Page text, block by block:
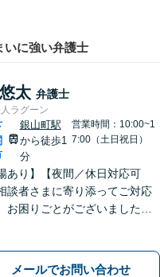
いに強い弁護士
太 弁護士
ラグーン
銀山町駅
から徒歩1
分
営業時間：10:00~1
7:00（土日祝日）
あり】【夜間／休日対応可
談者さまに寄り添ってご対応
お困りごとがございましたら
メールでお問い合わせ